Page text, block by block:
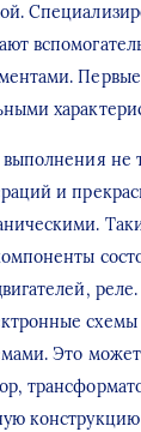
не
и
реле.
схемы
Это